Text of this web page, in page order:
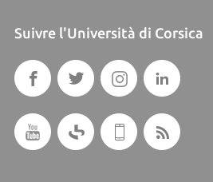
Suivre l'Università di Corsica